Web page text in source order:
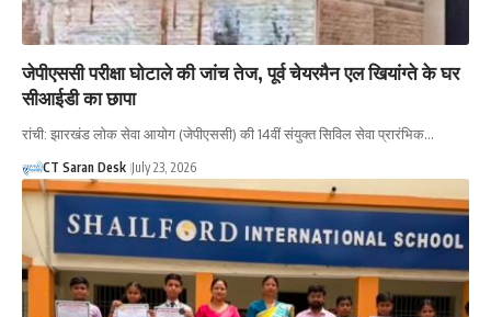
जेपीएससी परीक्षा घोटाले की जांच तेज, पूर्व चेयरमैन एल खियांग्ते के घर
सीआईडी का छापा
रांची: झारखंड लोक सेवा आयोग (जेपीएससी) की 14वीं संयुक्त सिविल सेवा प्रारंभिक…
CT Saran Desk July 23, 2026